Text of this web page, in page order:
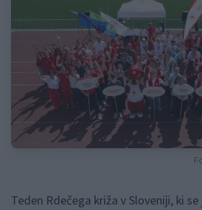
Teden Rdečega križa v Sloveniji, ki